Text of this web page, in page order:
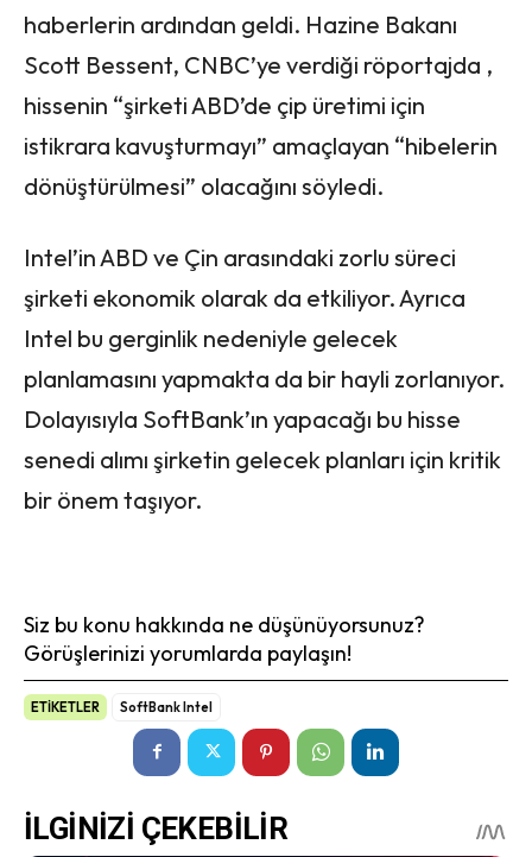
haberlerin ardından geldi. Hazine Bakanı
Scott Bessent, CNBC’ye verdiği röportajda ,
hissenin “şirketi ABD’de çip üretimi için
istikrara kavuşturmayı” amaçlayan “hibelerin
dönüştürülmesi” olacağını söyledi.
Intel’in ABD ve Çin arasındaki zorlu süreci
şirketi ekonomik olarak da etkiliyor. Ayrıca
Intel bu gerginlik nedeniyle gelecek
planlamasını yapmakta da bir hayli zorlanıyor.
Dolayısıyla SoftBank’ın yapacağı bu hisse
senedi alımı şirketin gelecek planları için kritik
bir önem taşıyor.
Siz bu konu hakkında ne düşünüyorsunuz?
Görüşlerinizi yorumlarda paylaşın!
ETİKETLER SoftBank Intel